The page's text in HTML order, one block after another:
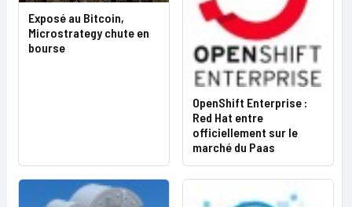
Exposé au Bitcoin,
Microstrategy chute en
bourse
OpenShift Enterprise :
Red Hat entre
officiellement sur le
marché du Paas